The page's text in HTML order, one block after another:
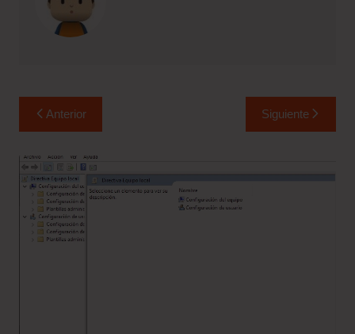
Navegación
de
entradas
Anterior Siguiente